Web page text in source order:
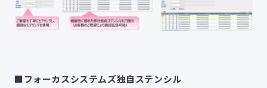
■フォーカスシステムズ独自ステンシル